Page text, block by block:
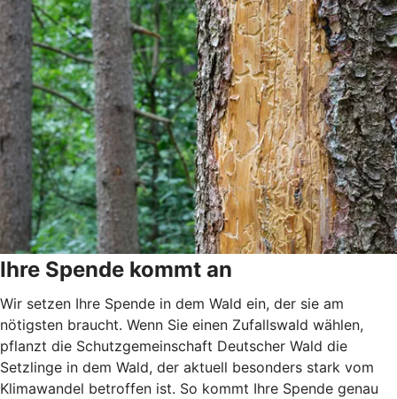
Ihre Spende kommt an
Wir setzen Ihre Spende in dem Wald ein, der sie am
nötigsten braucht. Wenn Sie einen Zufallswald wählen,
pflanzt die Schutzgemeinschaft Deutscher Wald die
Setzlinge in dem Wald, der aktuell besonders stark vom
Klimawandel betroffen ist. So kommt Ihre Spende genau